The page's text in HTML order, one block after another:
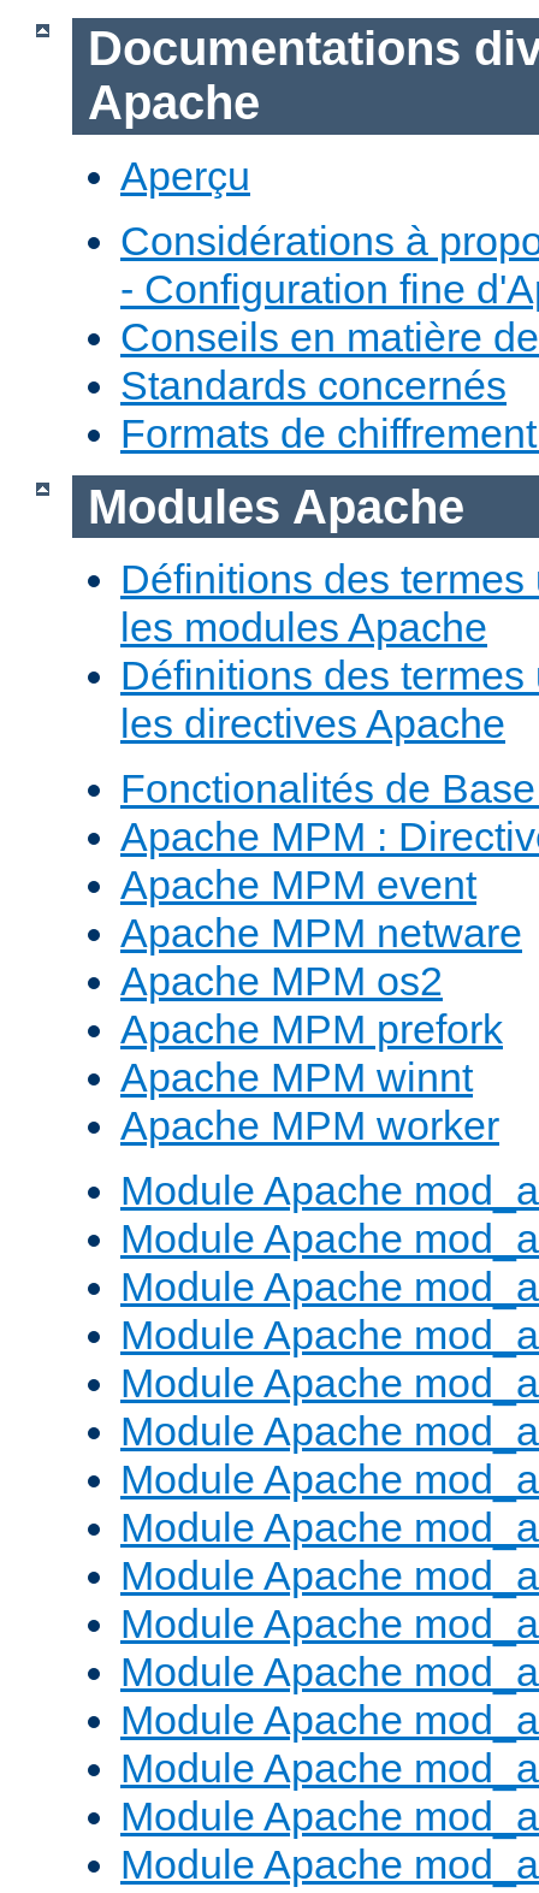
Documentations
Apache
Aperçu
Considérations à
- Configuration fine
Conseils en matière
Standards concernés
Formats de
Modules Apache
Définitions des
les modules Apache
Définitions des
les directives Apache
Fonctionalités de
Apache MPM :
Apache MPM event
Apache MPM netware
Apache MPM os2
Apache MPM prefork
Apache MPM winnt
Apache MPM worker
Module Apache
Module Apache
Module Apache
Module Apache
Module Apache
Module Apache
Module Apache
Module Apache
Module Apache
Module Apache
Module Apache
Module Apache
Module Apache
Module Apache
Module Apache